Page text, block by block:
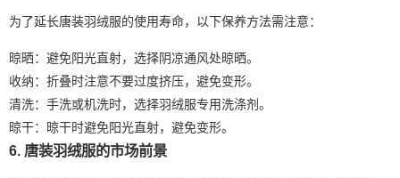
为了延长唐装羽绒服的使用寿命，以下保养方法需注意：
晾晒：避免阳光直射，选择阴凉通风处晾晒。
收纳：折叠时注意不要过度挤压，避免变形。
清洗：手洗或机洗时，选择羽绒服专用洗涤剂。
晾干：晾干时避免阳光直射，避免变形。
6. 唐装羽绒服的市场前景